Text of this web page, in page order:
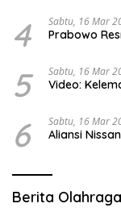
4 Sabtu, 16 Mar
Prabowo
5 Sabtu, 16 Mar
Video:
6 Sabtu, 16 Mar
Aliansi
Berita Olahraga